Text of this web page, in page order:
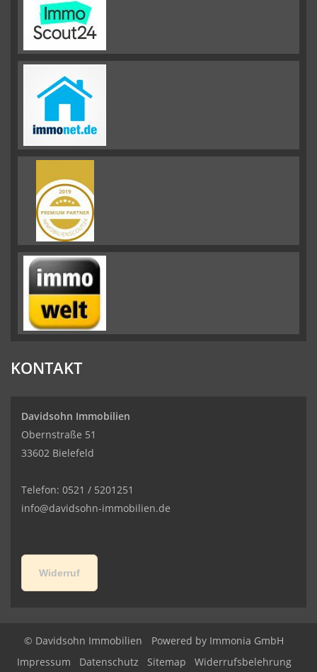
KONTAKT
Davidsohn Immobilien
Obernstraße 51
33602 Bielefeld
Telefon: 0521 / 5201251
info@davidsohn-immobilien.de
Widerruf
© Davidsohn Immobilien Powered by Immonia GmbH
Impressum
Datenschutz Sitemap Widerrufsbelehrung